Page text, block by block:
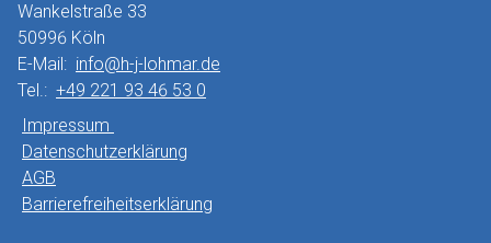
Wankelstraße 33
50996 Köln
E-Mail: info@h-j-lohmar.de
Tel.: +49 221 93 46 53 0
Impressum
Datenschutzerklärung
AGB
Barrierefreiheitserklärung